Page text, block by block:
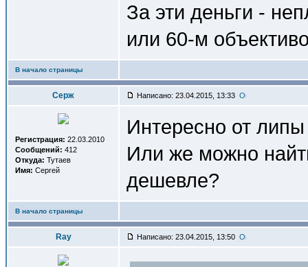
За эти деньги -
или 60-м
В начало страницы
Серж Написано: 23.04.2015, 13:33
Регистрация: 22.03.2010
Сообщений: 412
Откуда: Тутаев
Имя: Сергей
Интересно от
Или же можно
дешевле?
В начало страницы
Ray Написано: 23.04.2015, 13:50